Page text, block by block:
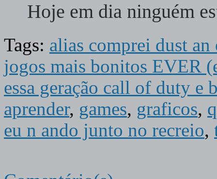
Hoje em dia ninguém
Tags: alias comprei dust
jogos mais bonitos EVER
essa geração call of duty
aprender, games, graficos,
eu n ando junto no recreio,